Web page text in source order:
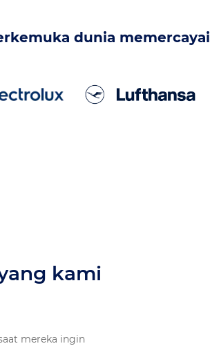
dunia
kami
mereka ingin